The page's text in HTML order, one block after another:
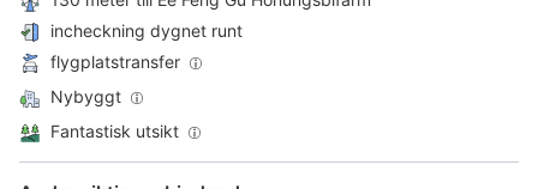
incheckning dygnet runt
flygplatstransfer
Nybyggt
Fantastisk utsikt